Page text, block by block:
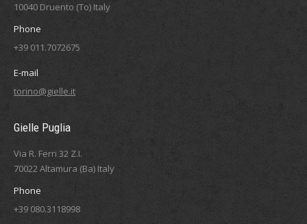
10040 Druento (To) Italy
Phone
+39 011.7072675
E-mail
torino@gielle.it
Gielle Puglia
Via R. Ferri 32 Z.I.
70022 Altamura (Ba) Italy
Phone
+39 080.3118998